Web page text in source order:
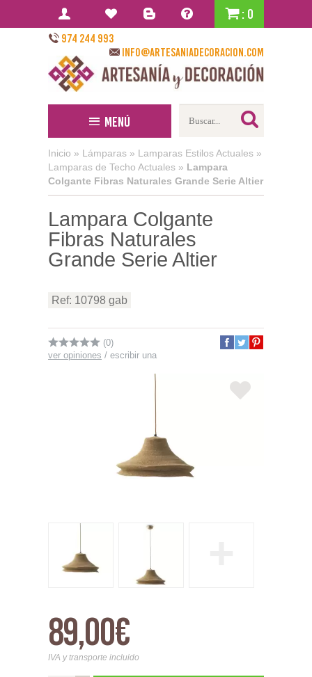
: 0
974 244 993
info@artesaniadecoracion.com
Menú
Inicio » Lámparas » Lamparas Estilos Actuales »
Lamparas de Techo Actuales » Lampara
Colgante Fibras Naturales Grande Serie Altier
Lampara Colgante
Fibras Naturales
Grande Serie Altier
Ref: 10798 gab
(0)
ver opiniones / escribir una
89,00€
IVA y transporte incluido